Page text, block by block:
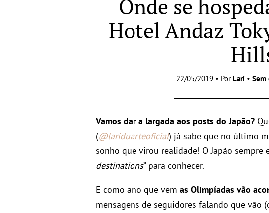
Onde se
Hotel Andaz
22/05/2019 • Por Lari • Sem
Vamos dar a largada aos posts do Japão?
(@lariduarteoficial) já sabe que no último
sonho que virou realidade! O Japão sempre
destinations” para conhecer.
E como ano que vem as Olimpíadas vão
mensagens de seguidores falando que vão